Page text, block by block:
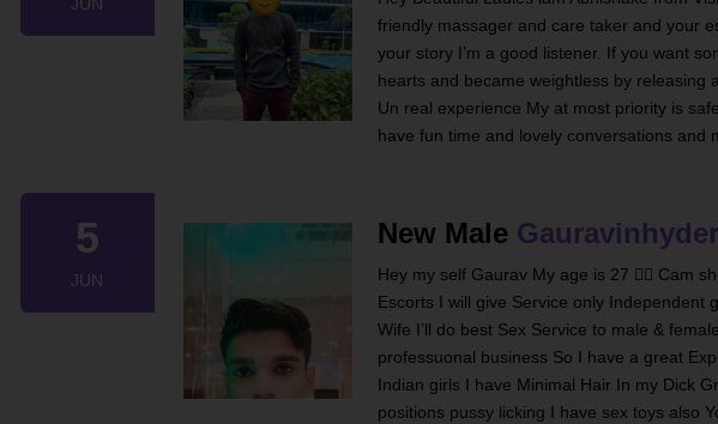
friendly massager and care taker and your
your story I’m a good listener. If you want
hearts and became weightless by releasing
Un real experience My at most priority is
have fun time and lovely conversations and
5
JUN
New Male
Hey my self Gaurav My age is 27 ❤️‍🔥 Cam
Escorts I will give Service only Independent
Wife I’ll do best Sex Service to male &
professuonal business So I have a great
Indian girls I have Minimal Hair In my Dick
positions pussy licking I have sex toys also